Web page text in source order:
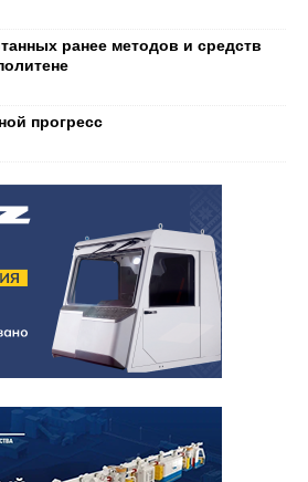
ранее методов и средств
прогресс